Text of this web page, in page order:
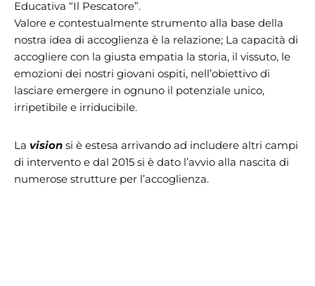
Educativa “Il Pescatore”.
Valore e contestualmente strumento alla base della
nostra idea di accoglienza è la relazione; La capacità di
accogliere con la giusta empatia la storia, il vissuto, le
emozioni dei nostri giovani ospiti, nell’obiettivo di
lasciare emergere in ognuno il potenziale unico,
irripetibile e irriducibile.
La vision si è estesa arrivando ad includere altri campi
di intervento e dal 2015 si è dato l’avvio alla nascita di
numerose strutture per l’accoglienza.